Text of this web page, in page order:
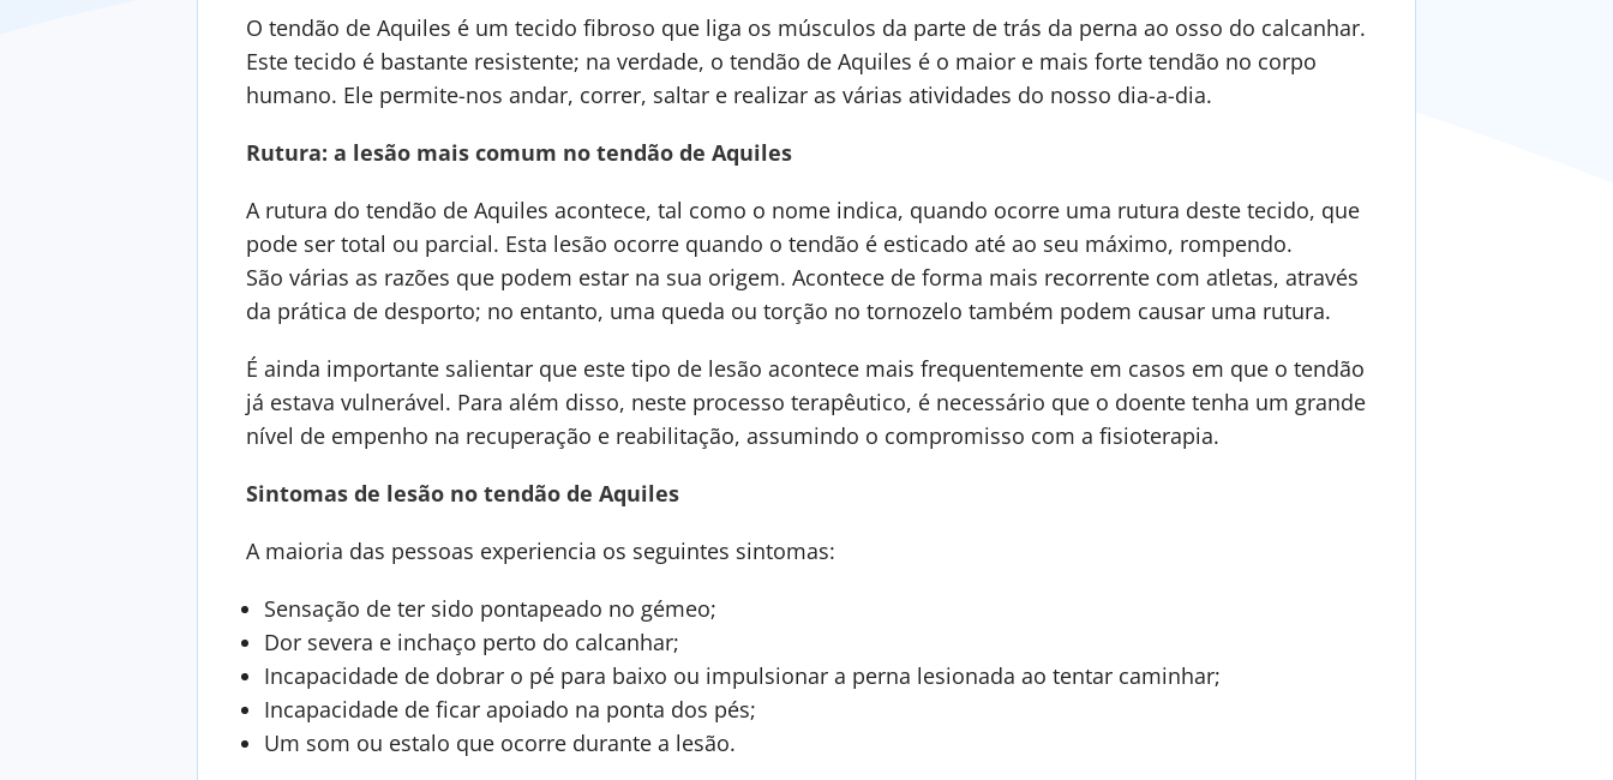
O tendão de Aquiles é um tecido fibroso que liga os músculos da parte de trás da perna ao osso do calcanhar.
Este tecido é bastante resistente; na verdade, o tendão de Aquiles é o maior e mais forte tendão no corpo
humano. Ele permite-nos andar, correr, saltar e realizar as várias atividades do nosso dia-a-dia.
Rutura: a lesão mais comum no tendão de Aquiles
A rutura do tendão de Aquiles acontece, tal como o nome indica, quando ocorre uma rutura deste tecido, que
pode ser total ou parcial. Esta lesão ocorre quando o tendão é esticado até ao seu máximo, rompendo.
São várias as razões que podem estar na sua origem. Acontece de forma mais recorrente com atletas, através
da prática de desporto; no entanto, uma queda ou torção no tornozelo também podem causar uma rutura.
É ainda importante salientar que este tipo de lesão acontece mais frequentemente em casos em que o tendão
já estava vulnerável. Para além disso, neste processo terapêutico, é necessário que o doente tenha um grande
nível de empenho na recuperação e reabilitação, assumindo o compromisso com a fisioterapia.
Sintomas de lesão no tendão de Aquiles
A maioria das pessoas experiencia os seguintes sintomas:
Sensação de ter sido pontapeado no gémeo;
Dor severa e inchaço perto do calcanhar;
Incapacidade de dobrar o pé para baixo ou impulsionar a perna lesionada ao tentar caminhar;
Incapacidade de ficar apoiado na ponta dos pés;
Um som ou estalo que ocorre durante a lesão.